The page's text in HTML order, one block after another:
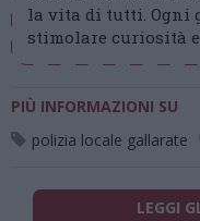
la vita di tutti. Ogni
stimolare curiosità
PIÙ INFORMAZIONI SU
polizia locale gallarate
LEGGI